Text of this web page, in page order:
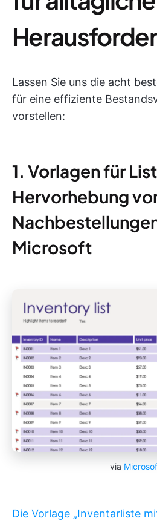
Lassen Sie uns die acht
für eine effiziente
vorstellen:
1. Vorlagen für
Hervorhebung
Microsoft
via
Die Vorlage „Inventarliste